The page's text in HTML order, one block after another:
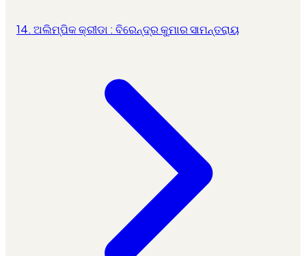
14. ଅଲିମ୍ପିକ କ୍ରୀଡା : ବିରେନ୍ଦ୍ର କୁମାର ସାମନ୍ତରାୟ